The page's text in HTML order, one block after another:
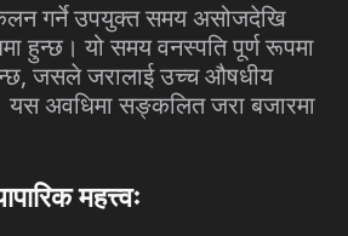
गर्नेउपयुक्तसमयअसोजदेखि
हुन्छ। योसमयवनस्पतिपूर्णरूपमा
,जसलेजरालाईउच्चऔषधीय
यसअवधिमासङ्कलितजराबजारमा
महत्त्वः